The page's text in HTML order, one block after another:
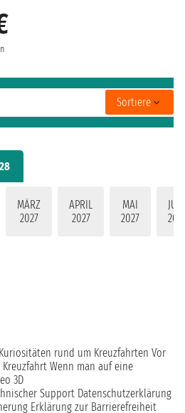
MÄRZ
2027
APRIL
2027
MAI
2027
Sortiere
Kuriositäten rund um Kreuzfahrten Vor
Wenn man auf eine
3D
Support Datenschutzerklärung
Erklärung zur Barrierefreiheit